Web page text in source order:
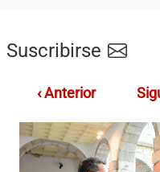
Suscribirse
‹ Anterior